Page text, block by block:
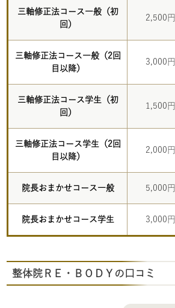
三軸修正法コース一般（初
回）
2,500円
三軸修正法コース一般（2回
目以降）
3,000円
三軸修正法コース学生（初
回）
1,500円
三軸修正法コース学生（2回
目以降）
2,000円
院長おまかせコース一般 5,000円
院長おまかせコース学生 3,000円
整体院ＲＥ・ＢＯＤＹの口コミ